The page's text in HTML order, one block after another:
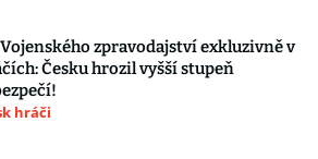
Vojenského zpravodajství exkluzivně v
Česku hrozil vyšší stupeň
hráči